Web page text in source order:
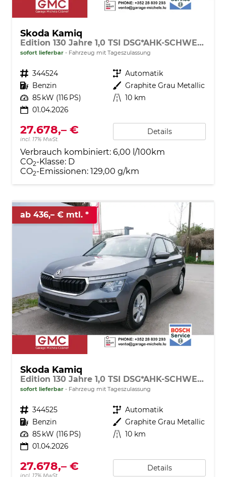
Skoda Kamiq
Edition 130 Jahre 1,0 TSI DSG*AHK-SCHWENKBAR*PDC-HI*KAMERA*LED*SHZ*TEMPOMAT
sofort lieferbar Fahrzeug mit Tageszulassung
Fahrzeugnr. 344524 Getriebe Automatik
Kraftstoff Benzin Außenfarbe Graphite Grau Metallic
Leistung 85 kW (116 PS) Kilometerstand 10 km
01.04.2026
27.678,– €
incl. 17% MwSt.
Details
Verbrauch kombiniert: 6,00 l/100km
CO2-Klasse: D
CO2-Emissionen: 129,00 g/km
ab 436,– € mtl.
Skoda Kamiq
Edition 130 Jahre 1,0 TSI DSG*AHK-SCHWENKBAR*PDC-HI*KAMERA*LED*SHZ*TEMPOMAT
sofort lieferbar Fahrzeug mit Tageszulassung
Fahrzeugnr. 344525 Getriebe Automatik
Kraftstoff Benzin Außenfarbe Graphite Grau Metallic
Leistung 85 kW (116 PS) Kilometerstand 10 km
01.04.2026
27.678,– €
incl. 17% MwSt.
Details